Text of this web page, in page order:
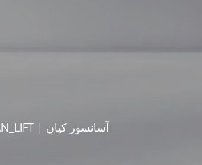
آسانسور کیان | KIAN_LIFT